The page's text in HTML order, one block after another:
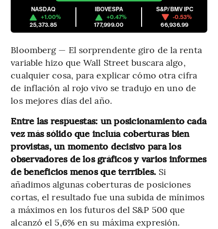
NASDAQ
+1.00%
25,373.85
IBOVESPA
+0.47%
177,999.00
S&P/BMV IPC
-0.53%
66,936.99
Bloomberg — El sorprendente giro de la renta
variable hizo que Wall Street buscara algo,
cualquier cosa, para explicar cómo otra cifra
de inflación al rojo vivo se tradujo en uno de
los mejores días del año.
Entre las respuestas: un posicionamiento cada
vez más sólido que incluía coberturas bien
provistas, un momento decisivo para los
observadores de los gráficos y varios informes
de beneficios menos que terribles. Si
añadimos algunas coberturas de posiciones
cortas, el resultado fue una subida de mínimos
a máximos en los futuros del S&P 500 que
alcanzó el 5,6% en su máxima expresión.